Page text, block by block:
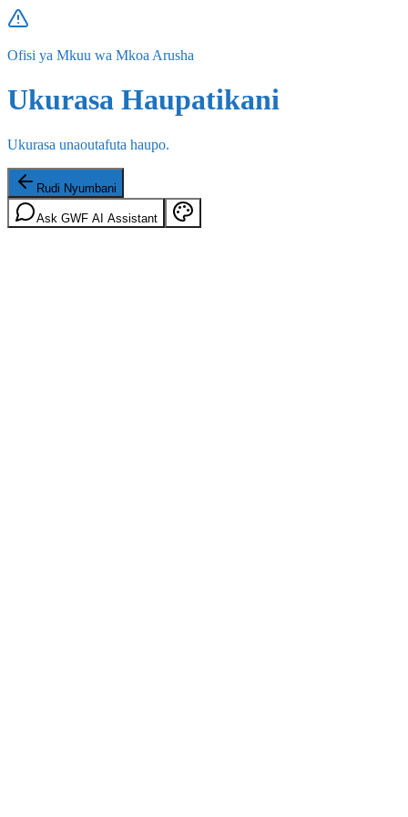
Ofisi ya Mkuu wa Mkoa Arusha
Ukurasa Haupatikani
Ukurasa unaoutafuta haupo.
Rudi Nyumbani
Ask GWF AI Assistant